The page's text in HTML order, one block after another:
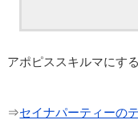
アポピススキルマにす
⇒セイナパーティーの